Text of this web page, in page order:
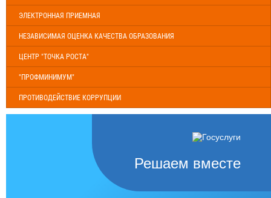
ЭЛЕКТРОННАЯ ПРИЕМНАЯ
НЕЗАВИСИМАЯ ОЦЕНКА КАЧЕСТВА ОБРАЗОВАНИЯ
ЦЕНТР "ТОЧКА РОСТА"
"ПРОФМИНИМУМ"
ПРОТИВОДЕЙСТВИЕ КОРРУПЦИИ
Решаем вместе